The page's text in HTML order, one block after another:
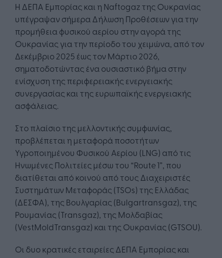
Η ΔΕΠΑ Εμπορίας και η Naftogaz της Ουκρανίας
υπέγραψαν σήμερα Δήλωση Προθέσεων για την
προμήθεια φυσικού αερίου στην αγορά της
Ουκρανίας για την περίοδο του χειμώνα, από τον
Δεκέμβριο 2025 έως τον Μάρτιο 2026,
σηματοδοτώντας ένα ουσιαστικό βήμα στην
ενίσχυση της περιφερειακής ενεργειακής
συνεργασίας και της ευρωπαϊκής ενεργειακής
ασφάλειας.
Στο πλαίσιο της μελλοντικής συμφωνίας,
προβλέπεται η μεταφορά ποσοτήτων
Υγροποιημένου Φυσικού Αερίου (LNG) από τις
Ηνωμένες Πολιτείες μέσω του “Route 1”, που
διατίθεται από κοινού από τους Διαχειριστές
Συστημάτων Μεταφοράς (TSOs) της Ελλάδας
(ΔΕΣΦΑ), της Βουλγαρίας (Bulgartransgaz), της
Ρουμανίας (Transgaz), της Μολδαβίας
(VestMoldTransgaz) και της Ουκρανίας (GTSOU).
Οι δυο κρατικές εταιρείες ΔΕΠΑ Εμπορίας και